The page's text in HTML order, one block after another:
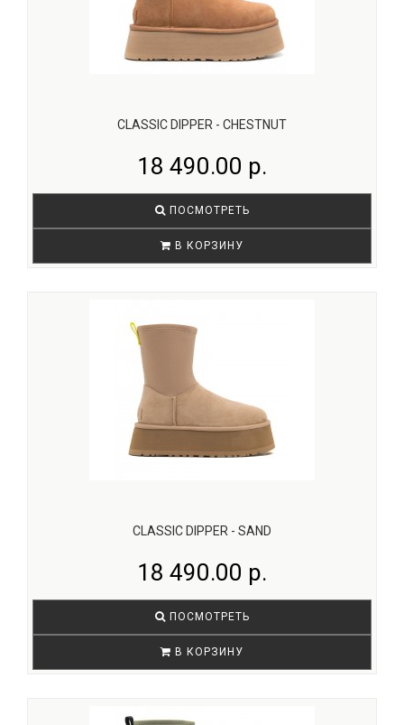
CLASSIC DIPPER - CHESTNUT
18 490.00 р.
ПОСМОТРЕТЬ
В КОРЗИНУ
CLASSIC DIPPER - SAND
18 490.00 р.
ПОСМОТРЕТЬ
В КОРЗИНУ